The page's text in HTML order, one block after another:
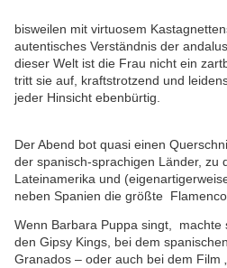
bisweilen mit virtuosem
autentisches Verständnis der
dieser Welt ist die Frau nicht ein
tritt sie auf, kraftstrotzend und
jeder Hinsicht ebenbürtig.
Der Abend bot quasi einen
der spanisch-sprachigen Länder, zu
Lateinamerika und
neben Spanien die größte
Wenn Barbara Puppa singt, machte
den Gipsy Kings, bei dem
Granados – oder auch bei dem Film